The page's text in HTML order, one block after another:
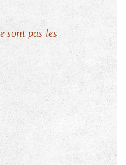
sont pas les